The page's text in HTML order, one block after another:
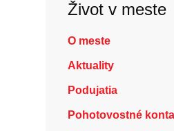
Život v meste
O meste
Aktuality
Podujatia
Pohotovostné